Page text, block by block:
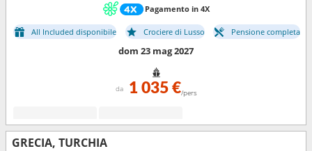
Pagamento in 4X
All Included disponibile Crociere di Lusso Pensione completa
dom 23 mag 2027
da 1 035 €/pers
GRECIA, TURCHIA